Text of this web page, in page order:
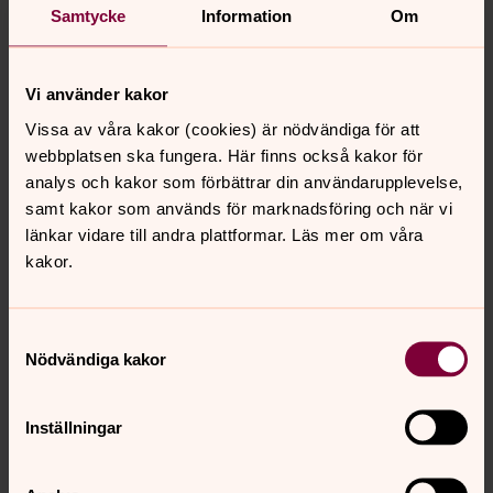
Samtycke Information Om
Vi använder kakor
Vissa av våra kakor (cookies) är nödvändiga för att
webbplatsen ska fungera. Här finns också kakor för
analys och kakor som förbättrar din användarupplevelse,
samt kakor som används för marknadsföring och när vi
länkar vidare till andra plattformar. Läs mer om våra
kakor.
Nödvändiga kakor
Inställningar
Djurgårdskyrkans vänner firar 30
år!
Söndagen den 10 maj firar Djurgårdskyrkans
tipspromenad och konsert.
Carina Bergfeldt: "Jag vill att
människor ska få en aha-
upplevelse när de läser!"
återvända. Boken handlar om Sveriges slavkoloni Saint-
Barthélemy i slutet av 1700-talet.
Marcus Birro i Hedvigs predikstol